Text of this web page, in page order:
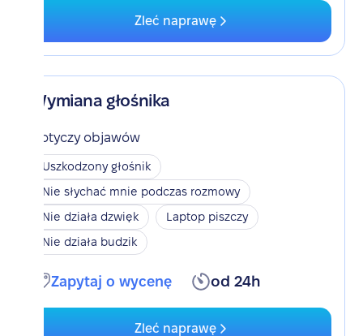
Zleć naprawę
Wymiana głośnika
Dotyczy objawów
Uszkodzony głośnik
Nie słychać mnie podczas rozmowy
Nie działa dzwięk
Laptop piszczy
Nie działa budzik
Zapytaj o wycenę od 24h
Zleć naprawę